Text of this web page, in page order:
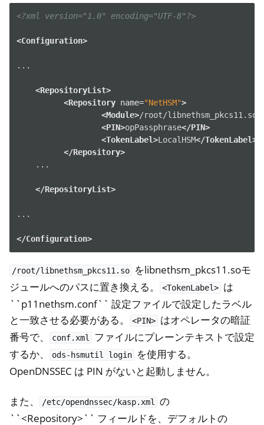
navigation of NitroWall
navigation of NitroWall NW750
navigation of ソフトウェア
<?xml version="1.0" encoding="UTF-8"?>
<Configuration>
...
<RepositoryList>
<Repository name="NetHSM">
<Module>/root/libnethsm_pkcs11.so
<PIN>opPassphrase</PIN>
<TokenLabel>LocalHSM</TokenLabel>
</Repository>
...
</RepositoryList>
...
</Configuration>
/root/libnethsm_pkcs11.so
をlibnethsm_pkcs11.soモ
ジュールへのパスに置き換える。
<TokenLabel> は
``p11nethsm.conf`` 設定ファイルで設定したラベル
と一致させる必要がある。
<PIN> はオペレータの暗証
番号で、
conf.xml
ファイルにプレーンテキストで設定
するか、
ods-hsmutil login
を使用する。
OpenDNSSEC は PIN がないと起動しません。
また、 /etc/opendnssec/kasp.xml
の
``<Repository>`` フィールドを、デフォルトの